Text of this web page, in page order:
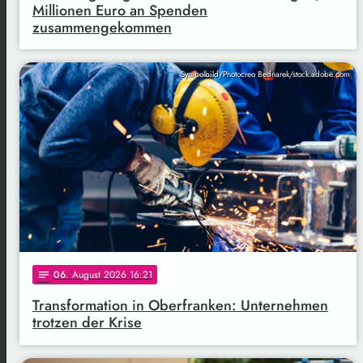
Millionen Euro an Spenden
zusammengekommen
Symbolbild/Photocreo Bednarek/stock.adobe.com
notes 06. August 2026 16:21
Transformation in Oberfranken: Unternehmen
trotzen der Krise